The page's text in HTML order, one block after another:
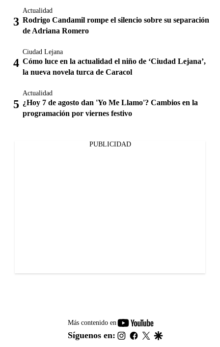
Actualidad
Rodrigo Candamil rompe el silencio sobre su separación
de Adriana Romero
Ciudad Lejana
Cómo luce en la actualidad el niño de ‘Ciudad Lejana’,
la nueva novela turca de Caracol
Actualidad
¿Hoy 7 de agosto dan 'Yo Me Llamo'? Cambios en la
programación por viernes festivo
PUBLICIDAD
Más contenido en
youtube-
footer
Síguenos en: instagram
facebook
twitter